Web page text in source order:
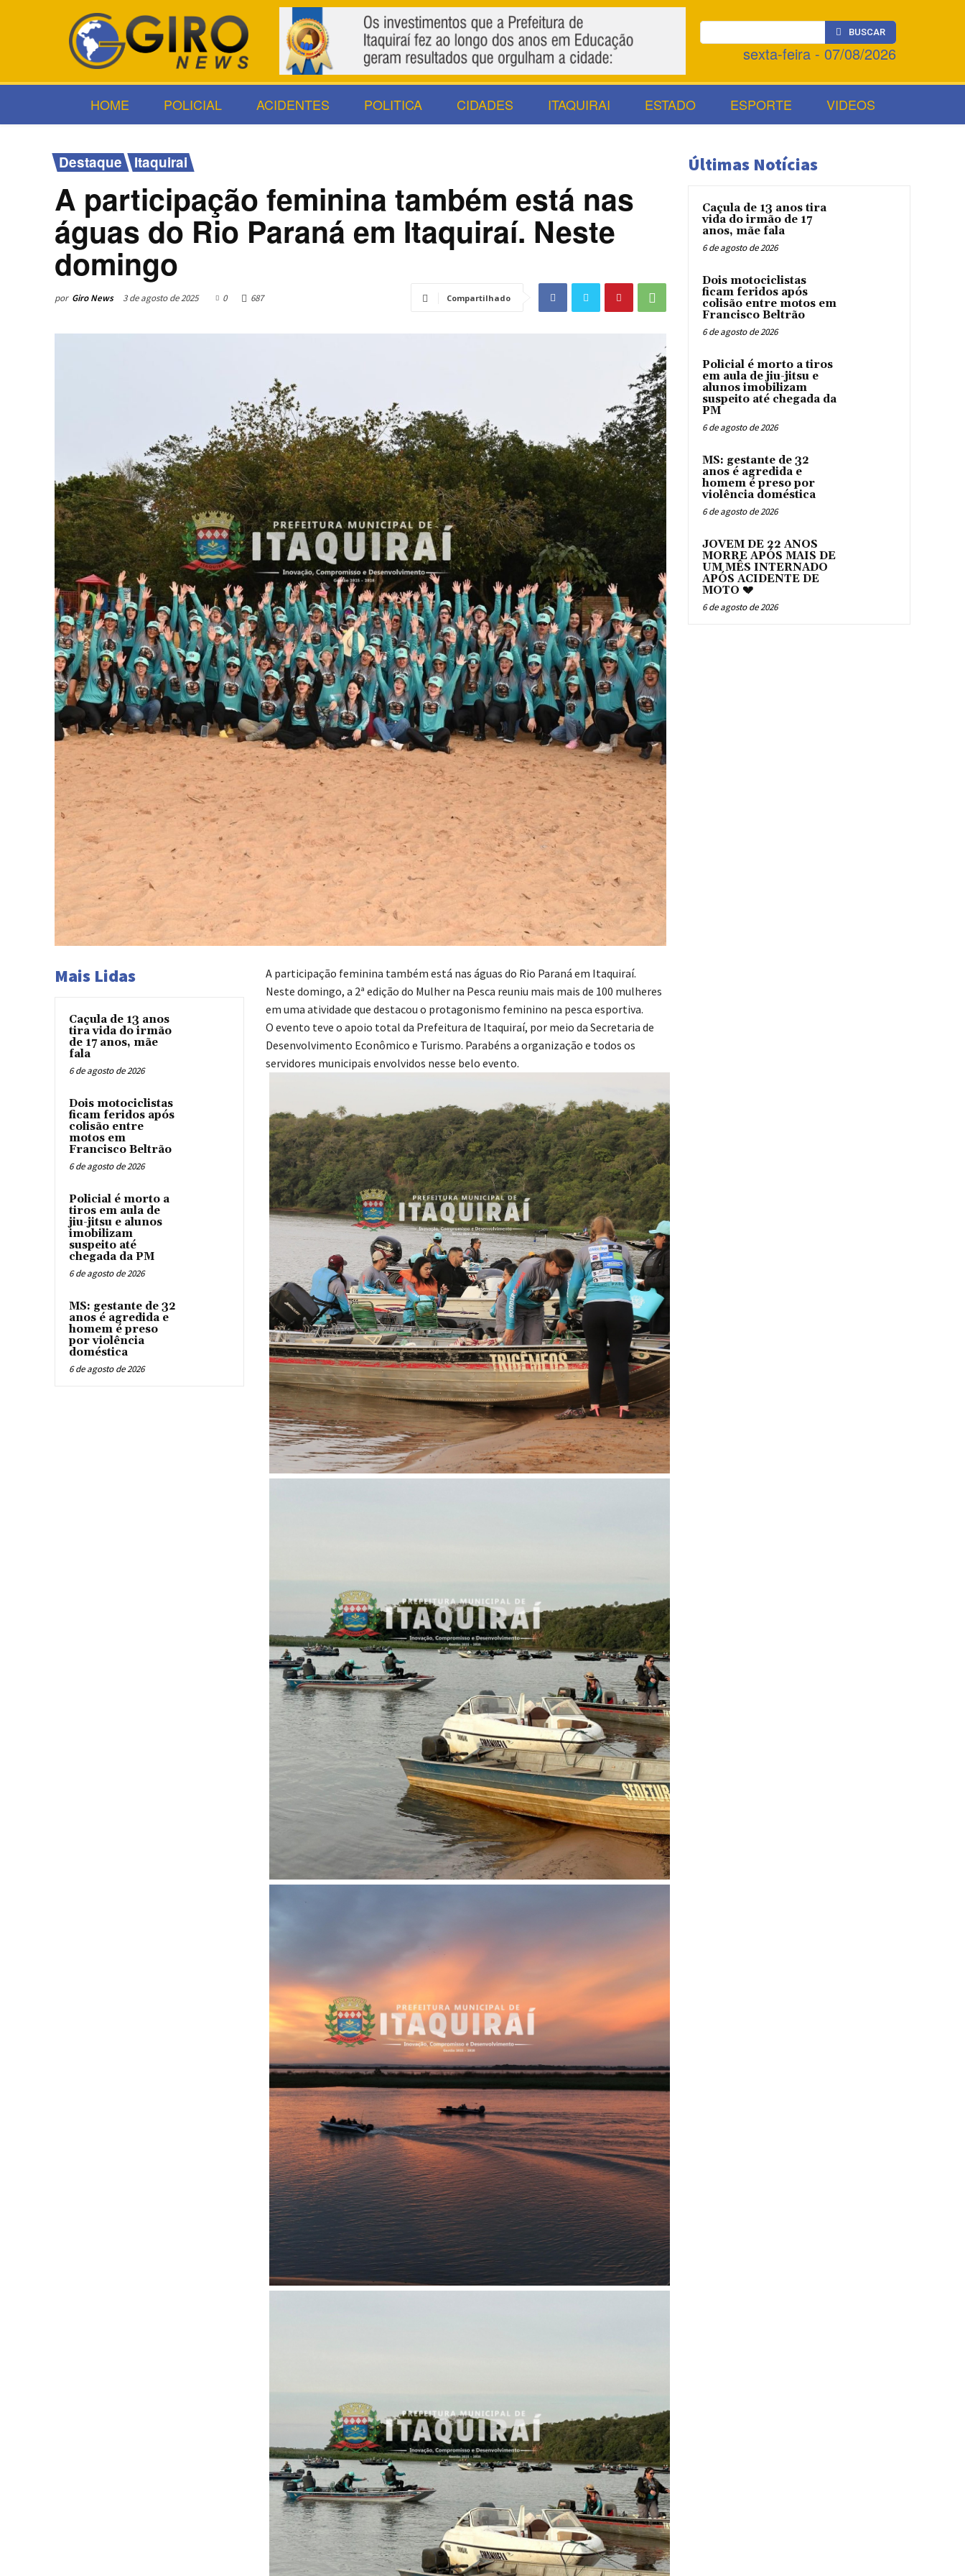
BUSCAR
sexta-feira - 07/08/2026
HOME POLICIAL ACIDENTES POLITICA CIDADES ITAQUIRAI ESTADO ESPORTE VIDEOS
Destaque Itaquirai
A participação feminina também está nas
águas do Rio Paraná em Itaquiraí. Neste
domingo
por Giro News 3 de agosto de 2025 0 687 Compartilhado
Mais Lidas
Caçula de 13 anos
tira vida do irmão
de 17 anos, mãe
fala
6 de agosto de 2026
Dois motociclistas
ficam feridos após
colisão entre
motos em
Francisco Beltrão
6 de agosto de 2026
Policial é morto a
tiros em aula de
jiu-jitsu e alunos
imobilizam
suspeito até
chegada da PM
6 de agosto de 2026
MS: gestante de 32
anos é agredida e
homem é preso
por violência
doméstica
6 de agosto de 2026
A participação feminina também está nas águas do Rio Paraná em Itaquiraí.
Neste domingo, a 2ª edição do Mulher na Pesca reuniu mais mais de 100 mulheres
em uma atividade que destacou o protagonismo feminino na pesca esportiva.
O evento teve o apoio total da Prefeitura de Itaquiraí, por meio da Secretaria de
Desenvolvimento Econômico e Turismo. Parabéns a organização e todos os
servidores municipais envolvidos nesse belo evento.
Últimas Notícias
Caçula de 13 anos tira
vida do irmão de 17
anos, mãe fala
6 de agosto de 2026
Dois motociclistas
ficam feridos após
colisão entre motos em
Francisco Beltrão
6 de agosto de 2026
Policial é morto a tiros
em aula de jiu-jitsu e
alunos imobilizam
suspeito até chegada da
PM
6 de agosto de 2026
MS: gestante de 32
anos é agredida e
homem é preso por
violência doméstica
6 de agosto de 2026
JOVEM DE 22 ANOS
MORRE APÓS MAIS DE
UM MÊS INTERNADO
APÓS ACIDENTE DE
MOTO 💔
6 de agosto de 2026